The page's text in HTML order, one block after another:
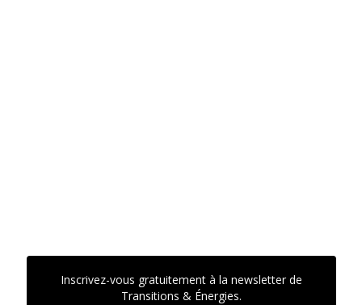
Inscrivez-vous gratuitement à la newsletter de
Transitions & Énergies.